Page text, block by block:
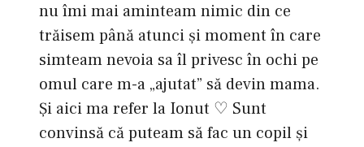
nu îmi mai aminteam nimic din ce
trăisem până atunci şi moment în care
simteam nevoia sa îl privesc în ochi pe
omul care m-a „ajutat” să devin mama.
Şi aici ma refer la Ionut ♡ Sunt
convinsă că puteam să fac un copil şi